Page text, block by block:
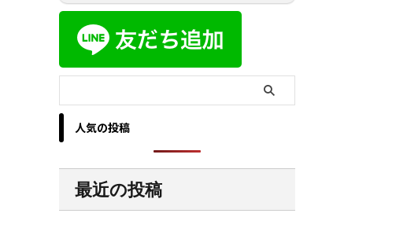
人気の投稿
最近の投稿